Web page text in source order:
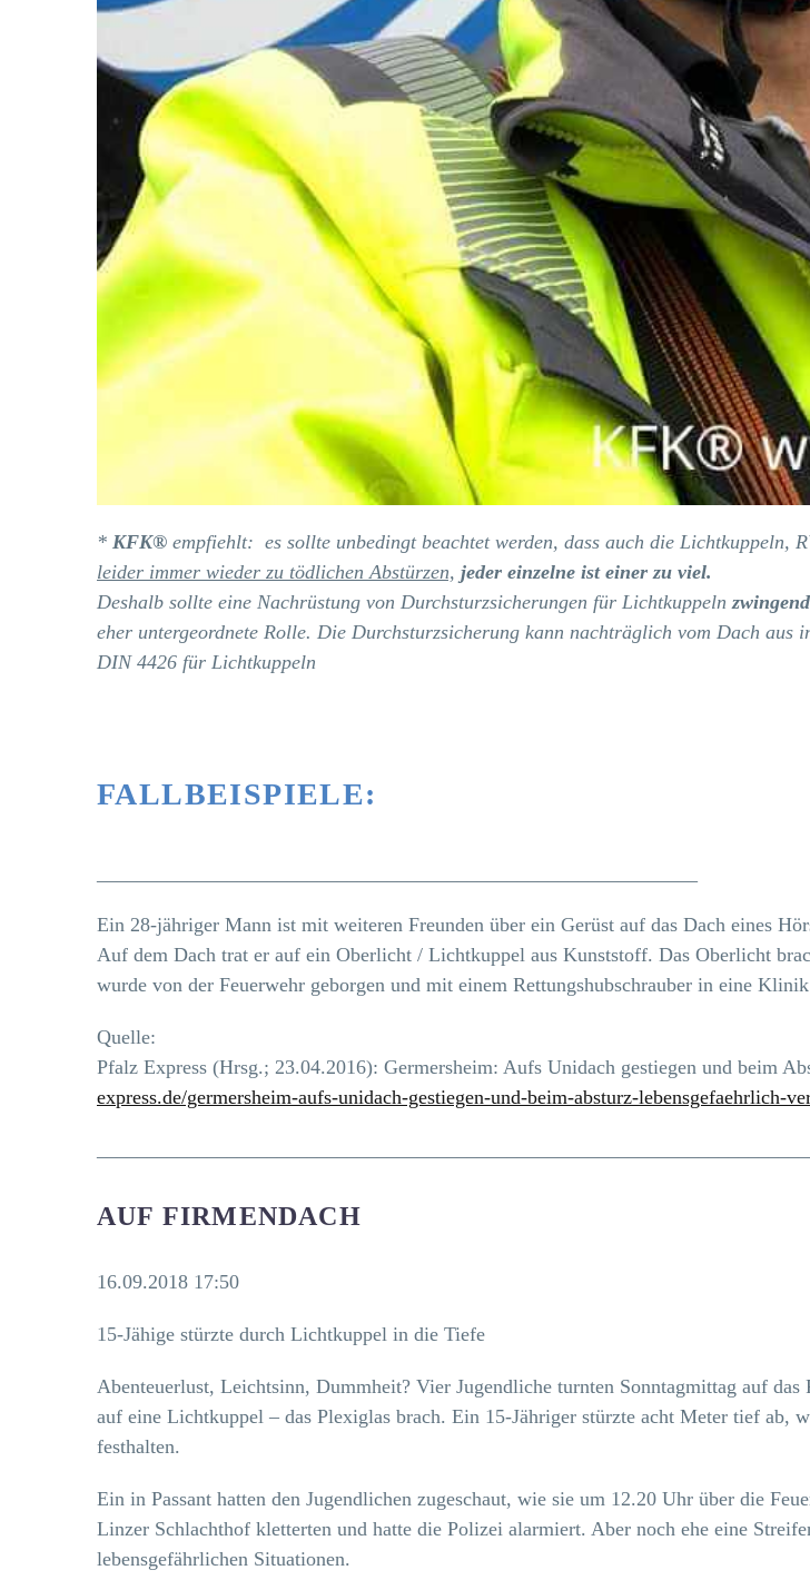
* KFK® empfiehlt: es sollte unbedingt beachtet werden, dass auch die Lichtkuppeln,
leider immer wieder zu tödlichen Abstürzen, jeder einzelne ist einer zu viel.
Deshalb sollte eine Nachrüstung von Durchsturzsicherungen für Lichtkuppeln
eher untergeordnete Rolle. Die Durchsturzsicherung kann nachträglich vom Dach aus
DIN 4426 für Lichtkuppeln
FALLBEISPIELE:
Ein 28-jähriger Mann ist mit weiteren Freunden über ein Gerüst auf das Dach eines
Auf dem Dach trat er auf ein Oberlicht / Lichtkuppel aus Kunststoff. Das Oberlicht
wurde von der Feuerwehr geborgen und mit einem Rettungshubschrauber in eine
Quelle:
Pfalz Express (Hrsg.; 23.04.2016): Germersheim: Aufs Unidach gestiegen und beim
express.de/germersheim-aufs-unidach-gestiegen-und-beim-absturz-lebensgefaehrlich-
AUF FIRMENDACH
16.09.2018 17:50
15-Jähige stürzte durch Lichtkuppel in die Tiefe
Abenteuerlust, Leichtsinn, Dummheit? Vier Jugendliche turnten Sonntagmittag auf
auf eine Lichtkuppel – das Plexiglas brach. Ein 15-Jähriger stürzte acht Meter tief ab,
festhalten.
Ein in Passant hatten den Jugendlichen zugeschaut, wie sie um 12.20 Uhr über die
Linzer Schlachthof kletterten und hatte die Polizei alarmiert. Aber noch ehe eine
lebensgefährlichen Situationen.